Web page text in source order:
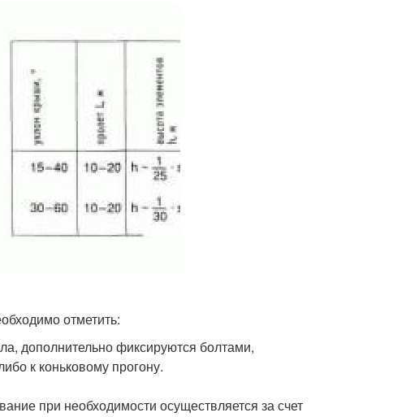
отметить:
дополнительно фиксируются болтами,
к коньковому прогону.
при необходимости осуществляется за счет